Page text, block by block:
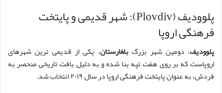
پلوودیف (Plovdiv): شهر قدیمی و پایتخت
فرهنگی اروپا
پلوودیف، دومین شهر بزرگبلغارستان، یکی از قدیمی ترین شهرهای
اروپاست که بر روی هفت تپه بنا شده و به دلیل بافت تاریخی منحصر به
فردش، به عنوان پایتخت فرهنگی اروپا در سال ۲۰۱۹ انتخاب شد.